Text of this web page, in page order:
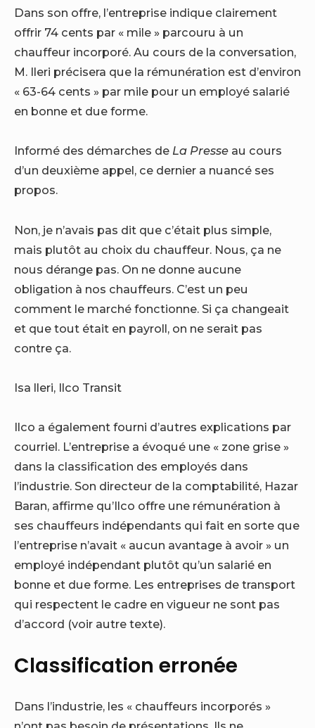
Dans son offre, l’entreprise indique clairement
offrir 74 cents par « mile » parcouru à un
chauffeur incorporé. Au cours de la conversation,
M. Ileri précisera que la rémunération est d’environ
« 63-64 cents » par mile pour un employé salarié
en bonne et due forme.
Informé des démarches de La Presse au cours
d’un deuxième appel, ce dernier a nuancé ses
propos.
Non, je n’avais pas dit que c’était plus simple,
mais plutôt au choix du chauffeur. Nous, ça ne
nous dérange pas. On ne donne aucune
obligation à nos chauffeurs. C’est un peu
comment le marché fonctionne. Si ça changeait
et que tout était en payroll, on ne serait pas
contre ça.
Isa lleri, Ilco Transit
Ilco a également fourni d’autres explications par
courriel. L’entreprise a évoqué une « zone grise »
dans la classification des employés dans
l’industrie. Son directeur de la comptabilité, Hazar
Baran, affirme qu’Ilco offre une rémunération à
ses chauffeurs indépendants qui fait en sorte que
l’entreprise n’avait « aucun avantage à avoir » un
employé indépendant plutôt qu’un salarié en
bonne et due forme. Les entreprises de transport
qui respectent le cadre en vigueur ne sont pas
d’accord (voir autre texte).
Classification erronée
Dans l’industrie, les « chauffeurs incorporés »